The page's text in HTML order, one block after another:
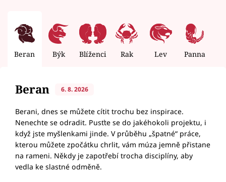
Beran Býk Blíženci Rak Lev Panna
Beran 6. 8. 2026
Berani, dnes se můžete cítit trochu bez inspirace.
Nenechte se odradit. Pusťte se do jakéhokoli projektu, i
když jste myšlenkami jinde. V průběhu „špatné“ práce,
kterou můžete zpočátku chrlit, vám múza jemně přistane
na rameni. Někdy je zapotřebí trocha disciplíny, aby
vedla ke slastné odměně.